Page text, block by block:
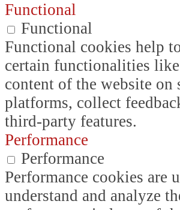
Functional
Functional
Functional cookies help
certain functionalities
content of the website on
platforms, collect
third-party features.
Performance
Performance
Performance cookies are
understand and analyze